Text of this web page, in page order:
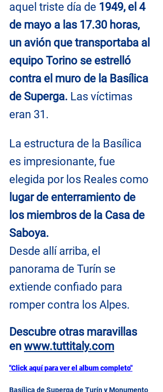
aquel triste día de 1949, el 4
de mayo a las 17.30 horas,
un avión que transportaba al
equipo Torino se estrelló
contra el muro de la Basílica
de Superga. Las víctimas
eran 31.
La estructura de la Basílica
es impresionante, fue
elegida por los Reales como
lugar de enterramiento de
los miembros de la Casa de
Saboya.
Desde allí arriba, el
panorama de Turín se
extiende confiado para
romper contra los Alpes.
Descubre otras maravillas
en www.tuttitaly.com
"Click aquí para ver el album completo"
Basílica de Superga de Turín y Monumento